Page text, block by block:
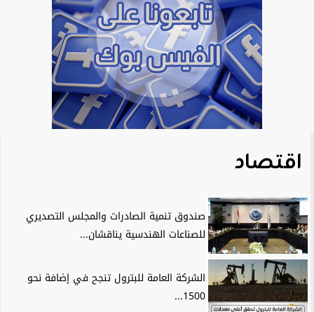
اقتصاد
صندوق تنمية الصادرات والمجلس التصديري
للصناعات الهندسية يناقشان...
الشركة العامة للبترول تنجح في إضافة نحو
1500...